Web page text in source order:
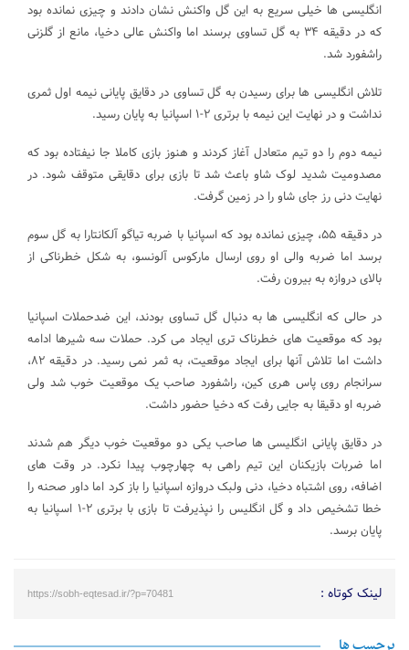
انگلیسی ها خیلی سریع به این گل واکنش نشان دادند و چیزی نمانده بود
که در دقیقه ۳۴ به گل تساوی برسند اما واکنش عالی دخیا، مانع از گلزنی
راشفورد شد.
تلاش انگلیسی ها برای رسیدن به گل تساوی در دقایق پایانی نیمه اول ثمری
نداشت و در نهایت این نیمه با برتری ۲-۱ اسپانیا به پایان رسید.
نیمه دوم را دو تیم متعادل آغاز کردند و هنوز بازی کاملا جا نیفتاده بود که
مصدومیت شدید لوک شاو باعث شد تا بازی برای دقایقی متوقف شود. در
نهایت دنی رز جای شاو را در زمین گرفت.
در دقیقه ۵۵، چیزی نمانده بود که اسپانیا با ضربه تیاگو آلکانتارا به گل سوم
برسد اما ضربه والی او روی ارسال مارکوس آلونسو، به شکل خطرناکی از
بالای دروازه به بیرون رفت.
در حالی که انگلیسی ها به دنبال گل تساوی بودند، این ضدحملات اسپانیا
بود که موقعیت های خطرناک تری ایجاد می کرد. حملات سه شیرها ادامه
داشت اما تلاش آنها برای ایجاد موقعیت، به ثمر نمی رسید. در دقیقه ۸۲،
سرانجام روی پاس هری کین، راشفورد صاحب یک موقعیت خوب شد ولی
ضربه او دقیقا به جایی رفت که دخیا حضور داشت.
در دقایق پایانی انگلیسی ها صاحب یکی دو موقعیت خوب دیگر هم شدند
اما ضربات بازیکنان این تیم راهی به چهارچوب پیدا نکرد. در وقت های
اضافه، روی اشتباه دخیا، دنی ولبک دروازه اسپانیا را باز کرد اما داور صحنه را
خطا تشخیص داد و گل انگلیس را نپذیرفت تا بازی با برتری ۲-۱ اسپانیا به
پایان برسد.
لینک کوتاه : https://sobh-eqtesad.ir/?p=70481